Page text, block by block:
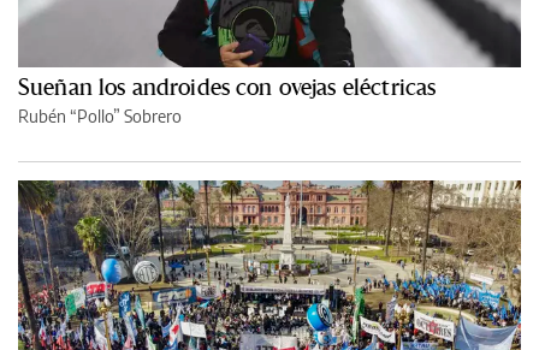
Sueñan los androides con ovejas eléctricas
Rubén “Pollo” Sobrero